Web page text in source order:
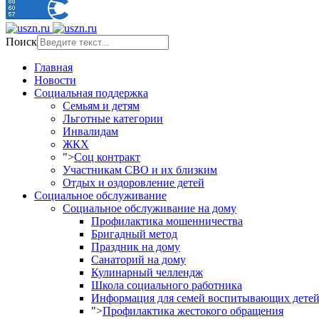
Поиск
Главная
Новости
Социальная поддержка
Семьям и детям
Льготные категории
Инвалидам
ЖКХ
">Соц контракт
Участникам СВО и их близким
Отдых и оздоровление детей
Социальное обслуживание
Социальное обслуживание на дому
Профилактика мошенничества
Бригадный метод
Праздник на дому
Санаторий на дому
Кулинарный челлендж
Школа социального работника
Информация для семей воспитывающих
">Профилактика жестокого обращения